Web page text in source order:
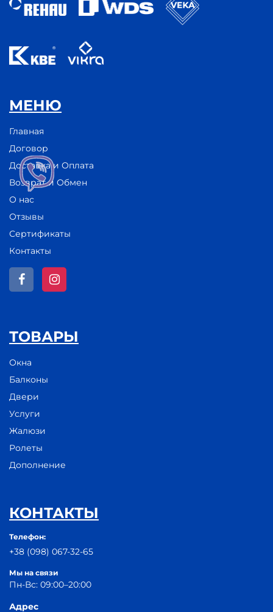
МЕНЮ
Главная
Договор
Доставка и Оплата
Возврат и Обмен
О нас
Отзывы
Сертификаты
Контакты
ТОВАРЫ
Окна
Балконы
Двери
Услуги
Жалюзи
Ролеты
Дополнение
КОНТАКТЫ
Телефон:
+38 (098) 067-32-65
Мы на связи
Пн-Вс: 09:00–20:00
Адрес